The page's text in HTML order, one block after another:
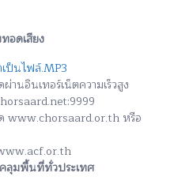
อดเสียง
เป็นไฟล์.MP3
นอินเทอร์เน็ตความเร็วสูง
www.chorsaard.or.th หรือ
คลุมพื้นที่ทั่วประเทศ